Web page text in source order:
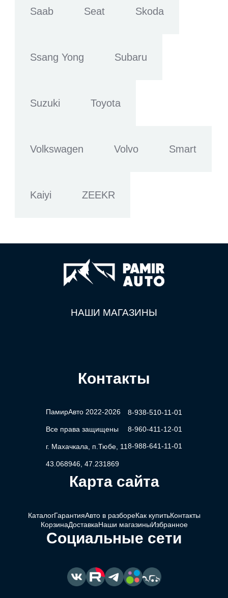
Saab Seat Skoda
Ssang Yong Subaru
Suzuki Toyota
Volkswagen Volvo Smart
Kaiyi ZEEKR
НАШИ МАГАЗИНЫ
Контакты
ПамирАвто 2022-2026
Все права защищены
г. Махачкала, п.Тюбе, 11
43.068946, 47.231869
8-938-510-11-01
8-960-411-12-01
8-988-641-11-01
Карта сайта
КаталогГарантияАвто в разбореКак купитьКонтакты
КорзинаДоставкаНаши магазиныИзбранное
Социальные сети